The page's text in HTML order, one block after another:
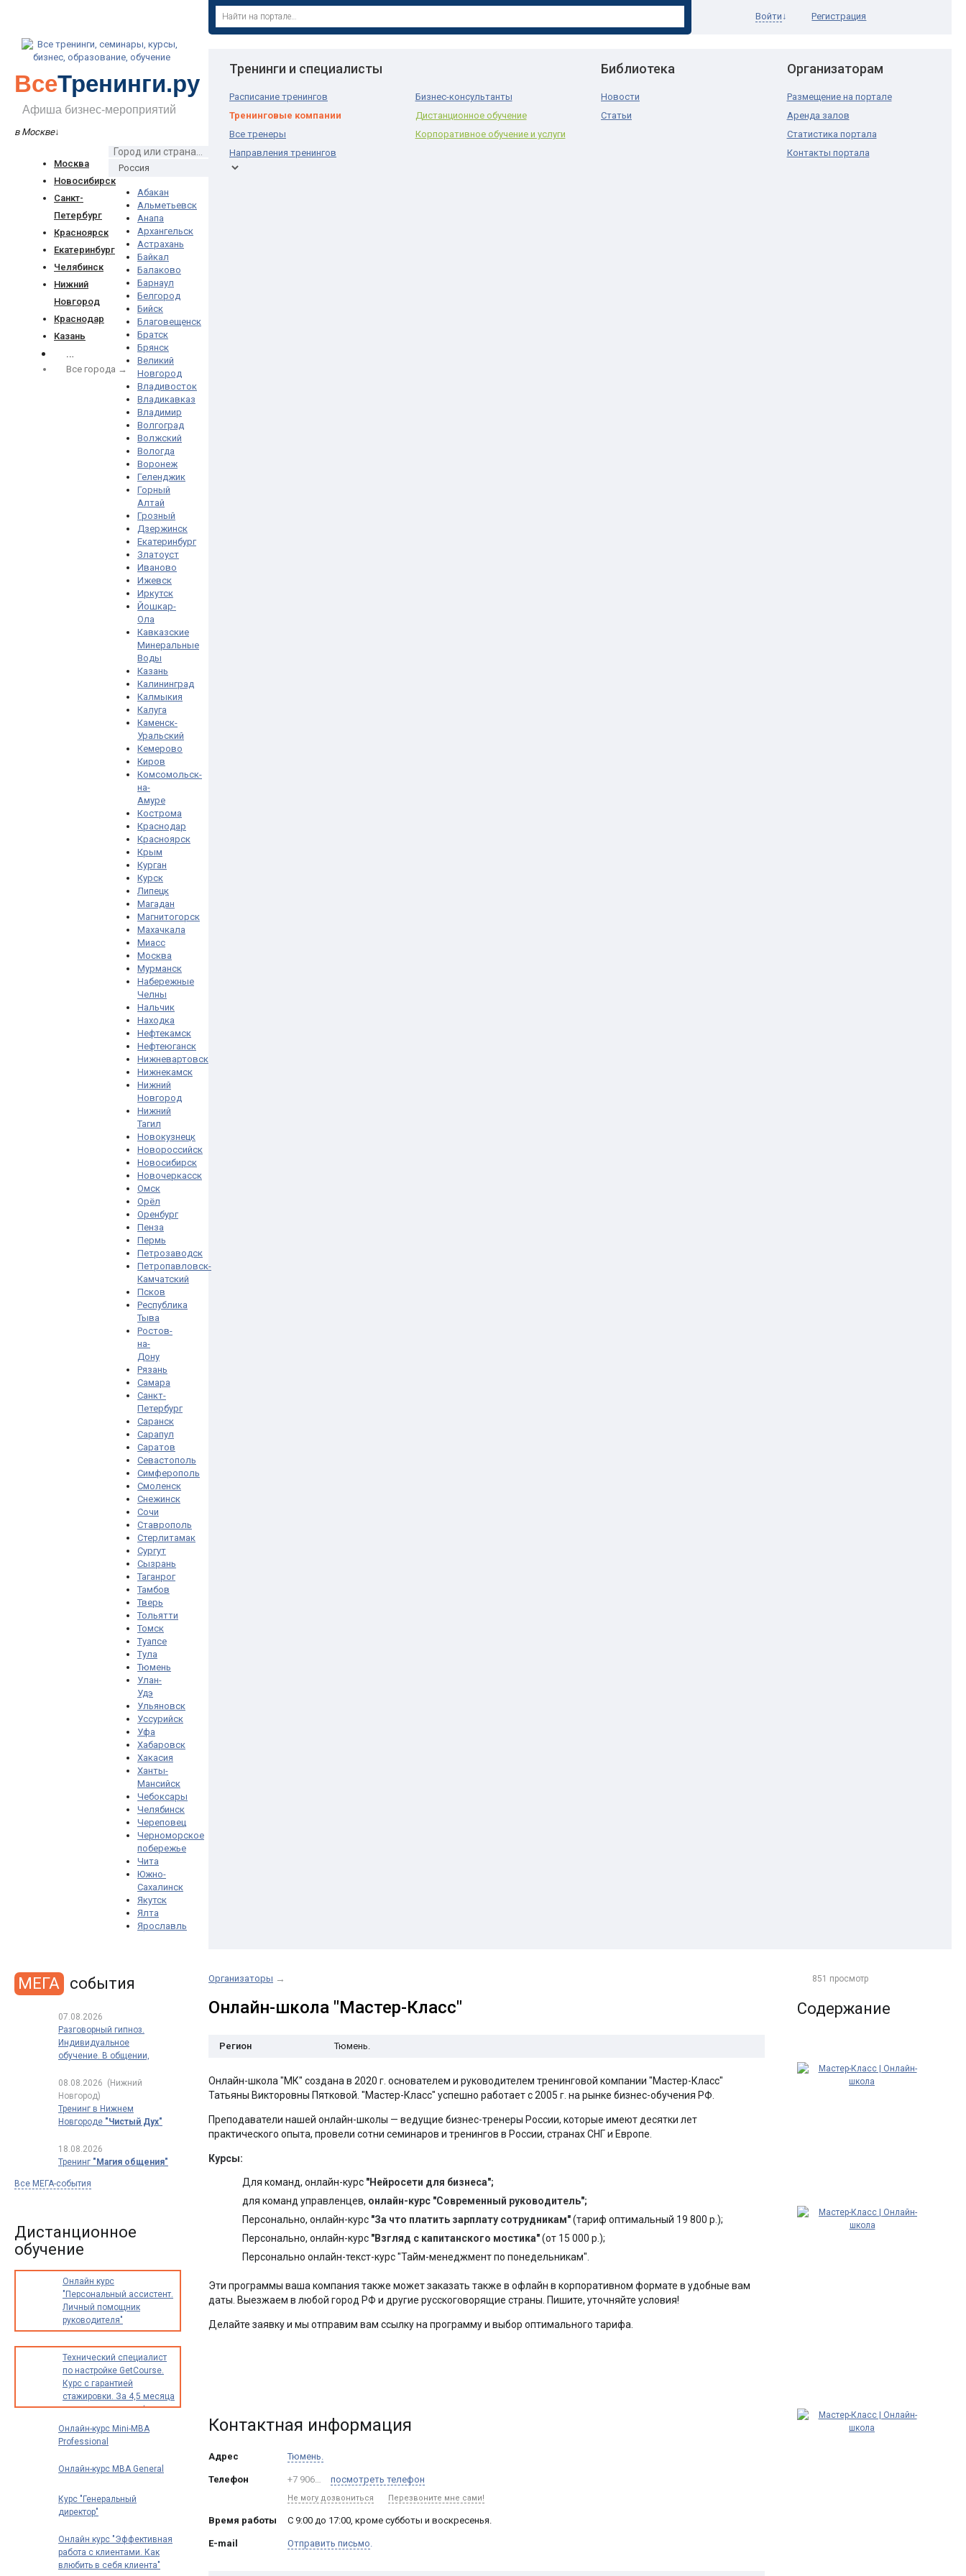
ВсеТренинги.ру
Афиша бизнес-мероприятий
в Москве↓
Москва
Новосибирск
Санкт-
Петербург
Красноярск
Екатеринбург
Челябинск
Нижний
Новгород
Краснодар
Казань
…
Все города →
Абакан
Альметьевск
Анапа
Архангельск
Астрахань
Байкал
Балаково
Барнаул
Белгород
Бийск
Благовещенск
Братск
Брянск
Великий
Новгород
Владивосток
Владикавказ
Владимир
Волгоград
Волжский
Вологда
Воронеж
Геленджик
Горный
Алтай
Грозный
Дзержинск
Екатеринбург
Златоуст
Иваново
Ижевск
Иркутск
Йошкар-
Ола
Кавказские
Минеральные
Воды
Казань
Калининград
Калмыкия
Калуга
Каменск-
Уральский
Кемерово
Киров
Комсомольск-
на-
Амуре
Кострома
Краснодар
Красноярск
Крым
Курган
Курск
Липецк
Магадан
Магнитогорск
Махачкала
Миасс
Москва
Мурманск
Набережные
Челны
Нальчик
Находка
Нефтекамск
Нефтеюганск
Нижневартовск
Нижнекамск
Нижний
Новгород
Нижний
Тагил
Новокузнецк
Новороссийск
Новосибирск
Новочеркасск
Омск
Орёл
Оренбург
Пенза
Пермь
Петрозаводск
Петропавловск-
Камчатский
Псков
Республика
Тыва
Ростов-
на-
Дону
Рязань
Самара
Санкт-
Петербург
Саранск
Сарапул
Саратов
Севастополь
Симферополь
Смоленск
Снежинск
Сочи
Ставрополь
Стерлитамак
Сургут
Сызрань
Таганрог
Тамбов
Тверь
Тольятти
Томск
Туапсе
Тула
Тюмень
Улан-
Удэ
Ульяновск
Уссурийск
Уфа
Хабаровск
Хакасия
Ханты-
Мансийск
Чебоксары
Челябинск
Череповец
Черноморское
побережье
Чита
Южно-
Сахалинск
Якутск
Ялта
Ярославль
Войти ↓ Регистрация
Тренинги и специалисты
Расписание тренингов
Тренинговые компании
Все тренеры
Направления тренингов
Бизнес-консультанты
Дистанционное обучение
Корпоративное обучение и услуги
Библиотека
Новости
Статьи
Организаторам
Размещение на портале
Аренда залов
Статистика портала
Контакты портала
Содержание
Организаторы →
Онлайн-школа "Мастер-Класс"
851 просмотр
Регион Тюмень.
Онлайн-школа "МК" создана в 2020 г. основателем и руководителем тренинговой компании "Мастер-Класс"
Татьяны Викторовны Пятковой. "Мастер-Класс" успешно работает с 2005 г. на рынке бизнес-обучения РФ.
Преподаватели нашей онлайн-школы — ведущие бизнес-тренеры России, которые имеют десятки лет
практического опыта, провели сотни семинаров и тренингов в России, странах СНГ и Европе.
Курсы:
Для команд, онлайн-курс "Нейросети для бизнеса";
для команд управленцев, онлайн-курс "Современный руководитель";
Персонально, онлайн-курс "За что платить зарплату сотрудникам"(тариф оптимальный 19 800 р.);
Персонально, онлайн-курс "Взгляд с капитанского мостика"(от 15 000 р.);
Персонально онлайн-текст-курс "Тайм-менеджмент по понедельникам".
Эти программы ваша компания также может заказать также в офлайн в корпоративном формате в удобные вам
даты. Выезжаем в любой город РФ и другие русскоговорящие страны. Пишите, уточняйте условия!
Делайте заявку и мы отправим вам ссылку на программу и выбор оптимального тарифа.
Контактная информация
Адрес Тюмень.
Телефон +7 906… посмотреть телефон
Не могу дозвониться Перезвоните мне сами!
Время работы С 9:00 до 17:00, кроме субботы и воскресенья.
E-mail Отправить письмо.
МЕГА события
07.08.2026
Разговорный гипноз.
Индивидуальное
обучение. В общении,
08.08.2026 (Нижний
Новгород)
Тренинг в Нижнем
Новгороде "Чистый Дух"
18.08.2026
Тренинг "Магия общения"
Все МЕГА-события
Дистанционное
обучение
Онлайн курс
"Персональный ассистент.
Личный помощник
руководителя"
Технический специалист
по настройке GetCourse.
Курс с гарантией
стажировки. За 4,5 месяца
освоите новую профессию
до 70 000 рублей в месяц
Онлайн-курс Mini-MBA
Professional
Онлайн-курс MBA General
Курс "Генеральный
директор"
Онлайн курс "Эффективная
работа с клиентами. Как
влюбить в себя клиента"